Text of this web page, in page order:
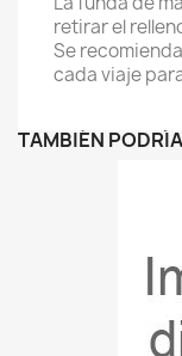
retirar el
Se
cada viaje
TAMBIÉN